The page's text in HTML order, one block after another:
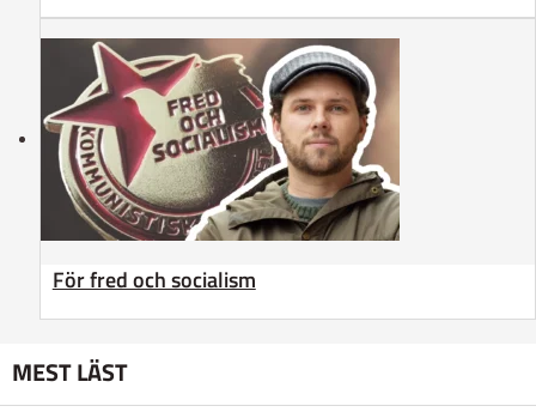
För fred och socialism
MEST LÄST